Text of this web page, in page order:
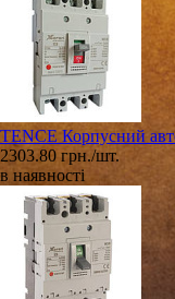
TENCE Корпусний
2303.80 грн./шт.
в наявності